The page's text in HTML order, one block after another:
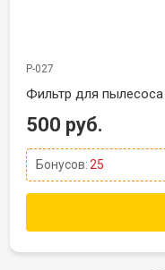
Р-027
500 руб.
Бонусов:25